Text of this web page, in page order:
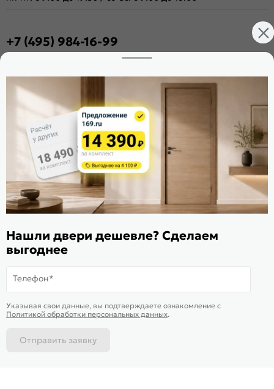
В корзину-20 660 ₽ Купить в 1 клик
+7 (495) 984-16-99
Стать дилером
Расскажите о нас
Поделиться
Оцените магазин
ИКС 1340
© 2010—2026 Склад Дверей 169.RU
Пользовательское соглашение
Политика обработки персональных данных
Карта сайта
Нашли двери дешевле? Сделаем
выгоднее
Телефон*
Указывая свои данные, вы подтверждаете ознакомление c
Политикой обработки персональных данных.
Отправить заявку